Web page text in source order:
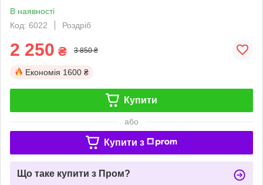
В наявності
Код: 6022
Роздріб
2 250 ₴ 3 850 ₴
Економія 1600 ₴
Купити
або
Купити з
Що таке купити з Пром?